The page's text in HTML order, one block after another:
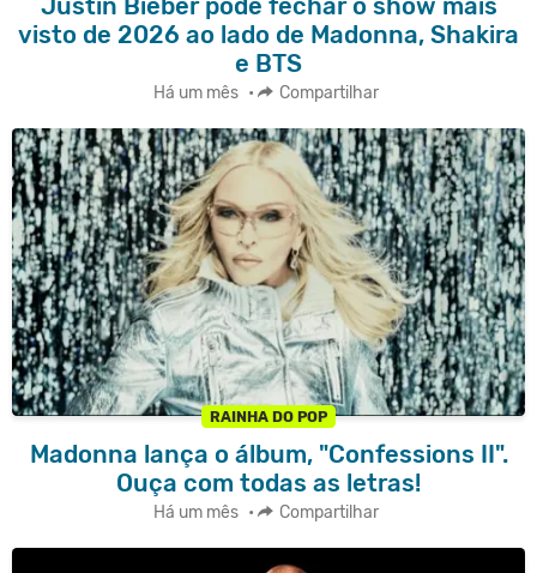
visto de 2026 ao lado de Madonna, Shakira
e BTS
Há um mês • Compartilhar
RAINHA DO POP
Madonna lança o álbum, "Confessions II".
Ouça com todas as letras!
Há um mês • Compartilhar